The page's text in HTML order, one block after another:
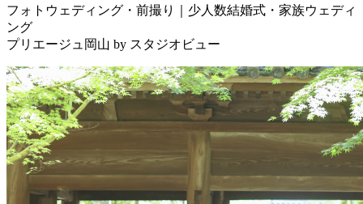
フォトウェディング・前撮り｜少人数結婚式・家族ウェディ
ング
プリエージュ岡山 by スタジオビュー